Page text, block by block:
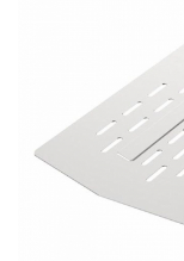
GRĂTARE PE GAZ
UȘI DIN FONTĂ
Uși de cuptor
Uși pentru sobă și
Vase pentru gătit